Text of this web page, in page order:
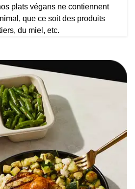
plats végans ne contiennent
que ce soit des produits
du miel, etc.